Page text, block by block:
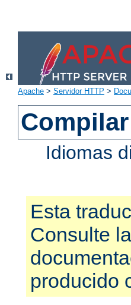
Apache > Servidor HTTP >
Idiomas
Esta
Consulte
producido